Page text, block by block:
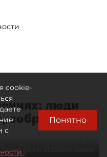
люди
собранное
Автор фото:
cookie-
с
Понятно